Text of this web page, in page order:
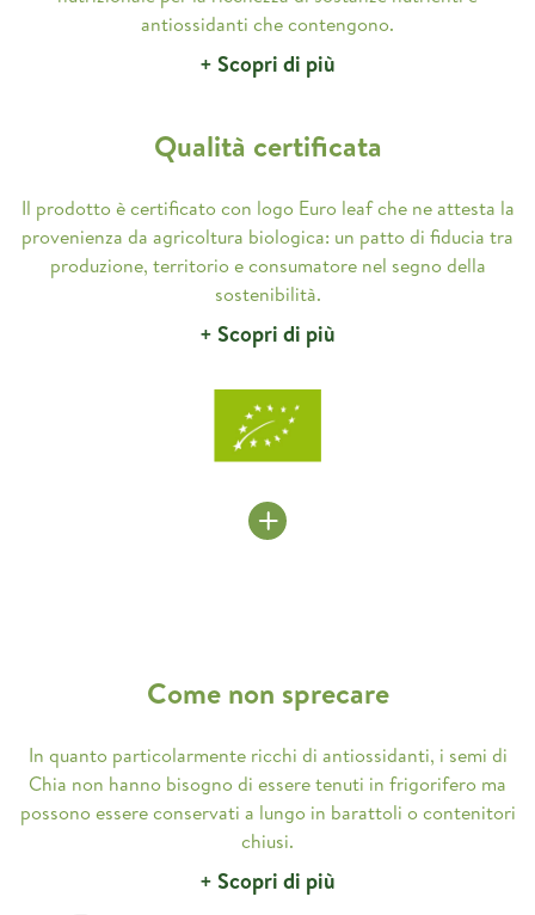
antiossidanti che contengono.
+ Scopri di più
Come non sprecare
In quanto particolarmente ricchi di antiossidanti, i semi di
Chia non hanno bisogno di essere tenuti in frigorifero ma
possono essere conservati a lungo in barattoli o contenitori
chiusi.
+ Scopri di più
Qualità certificata
Il prodotto è certificato con logo Euro leaf che ne attesta la
provenienza da agricoltura biologica: un patto di fiducia tra
produzione, territorio e consumatore nel segno della
sostenibilità.
+ Scopri di più